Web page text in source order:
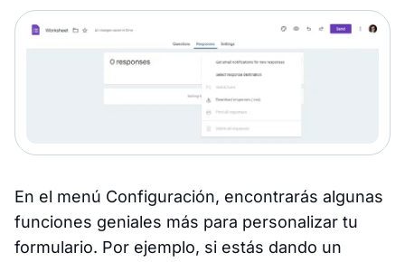
En el menú Configuración, encontrarás algunas
funciones geniales más para personalizar tu
formulario. Por ejemplo, si estás dando un